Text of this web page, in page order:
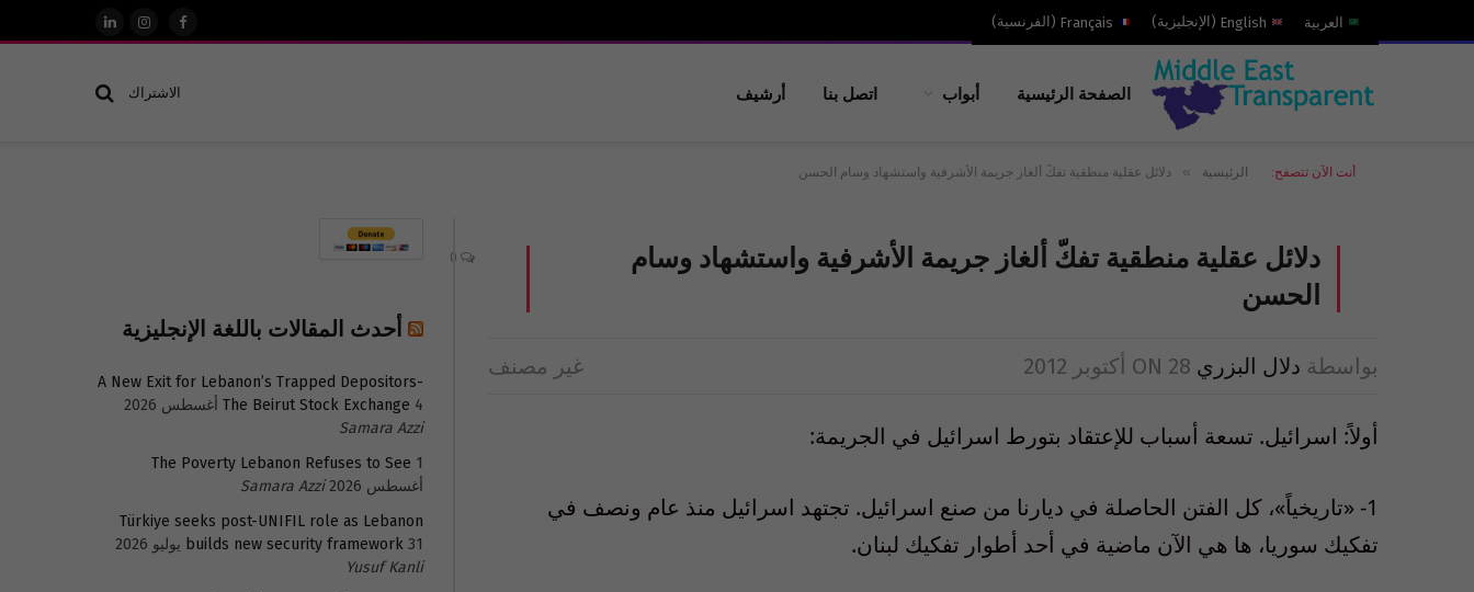
العربية English
( الإنجليزية)
Français
( الفرنسية)
فيسبوكالانستغرام
لينكدإن
الصفحة الرئيسية أبواب اتصل بنا أرشيف الاشتراك
أنت الآن تتصفح: الرئيسية » دلائل عقلية منطقية تفكّ ألغاز جريمة الأشرفية واستشهاد وسام الحسن
دلائل عقلية منطقية تفكّ ألغاز جريمة الأشرفية واستشهاد وسام
الحسن
بواسطة دلال البزري ON 28 أكتوبر 2012 غير مصنف
أولاً: اسرائيل. تسعة أسباب للإعتقاد بتورط اسرائيل في الجريمة:
1- «تاريخياً»، كل الفتن الحاصلة في ديارنا من صنع اسرائيل. تجتهد اسرائيل منذ عام ونصف في
تفكيك سوريا، ها هي الآن ماضية في أحد أطوار تفكيك لبنان.
أحدث المقالات باللغة الإنجليزية
A New Exit for Lebanon’s Trapped Depositors-
The Beirut Stock Exchange 4 أغسطس 2026
Samara Azzi
The Poverty Lebanon Refuses to See 1
أغسطس 2026
Samara Azzi
Türkiye seeks post-UNIFIL role as Lebanon
builds new security framework 31 يوليو 2026
Yusuf Kanli